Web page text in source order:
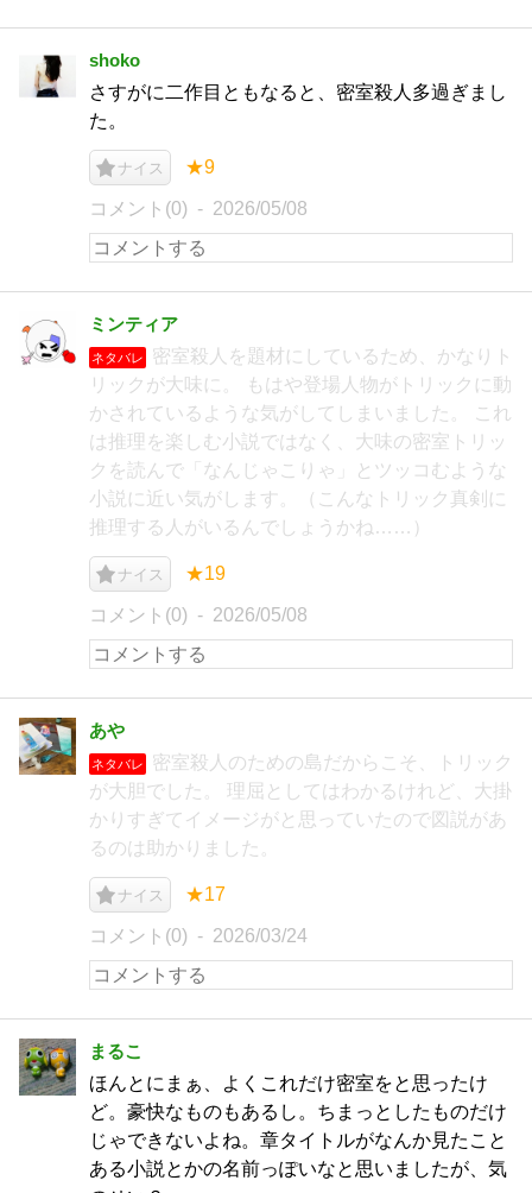
shoko
さすがに二作目ともなると、密室殺人多過ぎまし
た。
ナイス ★9
コメント(0) 2026/05/08
ミンティア
ネタバレ
密室殺人を題材にしているため、かなりト
リックが大味に。 もはや登場人物がトリックに動
かされているような気がしてしまいました。 これ
は推理を楽しむ小説ではなく、大味の密室トリッ
クを読んで「なんじゃこりゃ」とツッコむような
小説に近い気がします。（こんなトリック真剣に
推理する人がいるんでしょうかね……）
ナイス ★19
コメント(0) 2026/05/08
あや
ネタバレ
密室殺人のための島だからこそ、トリック
が大胆でした。 理屈としてはわかるけれど、大掛
かりすぎてイメージがと思っていたので図説があ
るのは助かりました。
ナイス ★17
コメント(0) 2026/03/24
まるこ
ほんとにまぁ、よくこれだけ密室をと思ったけ
ど。豪快なものもあるし。ちまっとしたものだけ
じゃできないよね。章タイトルがなんか見たこと
ある小説とかの名前っぽいなと思いましたが、気